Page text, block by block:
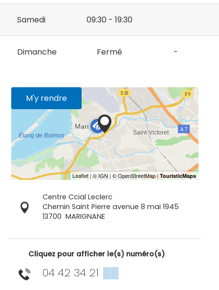
Samedi 09:30 - 19:30
Dimanche Fermé -
M'y rendre
Centre Ccial Leclerc
Chemin Saint Pierre avenue 8 mai 1945
13700 MARIGNANE
Cliquez pour afficher le(s) numéro(s)
04 42 34 21 ▒▒